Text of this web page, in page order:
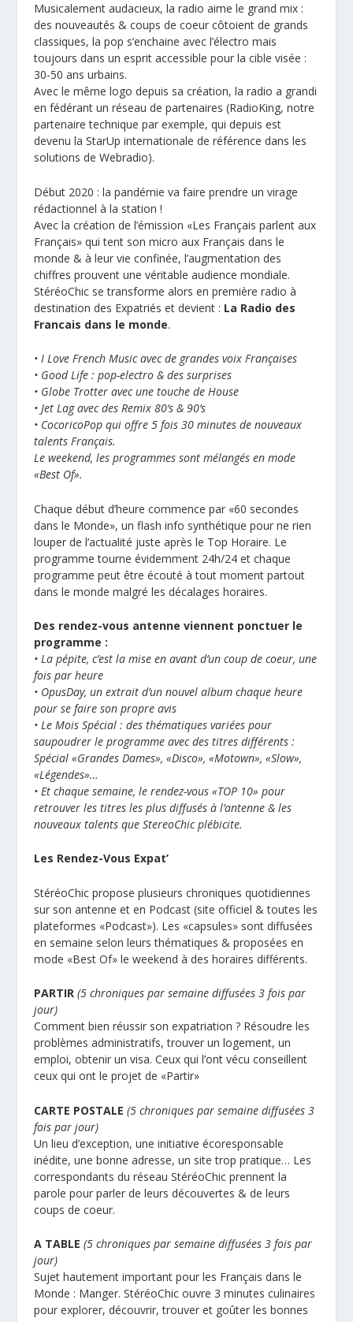
Musicalement audacieux, la radio aime le grand mix :
des nouveautés & coups de coeur côtoient de grands
classiques, la pop s’enchaine avec l’électro mais
toujours dans un esprit accessible pour la cible visée :
30-50 ans urbains.
Avec le même logo depuis sa création, la radio a grandi
en fédérant un réseau de partenaires (RadioKing, notre
partenaire technique par exemple, qui depuis est
devenu la StarUp internationale de référence dans les
solutions de Webradio).
Début 2020 : la pandémie va faire prendre un virage
rédactionnel à la station !
Avec la création de l’émission «Les Français parlent aux
Français» qui tent son micro aux Français dans le
monde & à leur vie confinée, l’augmentation des
chiffres prouvent une véritable audience mondiale.
StéréoChic se transforme alors en première radio à
destination des Expatriés et devient : La Radio des
Francais dans le monde.
• I Love French Music avec de grandes voix Françaises
• Good Life : pop-electro & des surprises
• Globe Trotter avec une touche de House
• Jet Lag avec des Remix 80’s & 90’s
• CocoricoPop qui offre 5 fois 30 minutes de nouveaux
talents Français.
Le weekend, les programmes sont mélangés en mode
«Best Of».
Chaque début d’heure commence par «60 secondes
dans le Monde», un flash info synthétique pour ne rien
louper de l’actualité juste après le Top Horaire. Le
programme tourne évidemment 24h/24 et chaque
programme peut être écouté à tout moment partout
dans le monde malgré les décalages horaires.
Des rendez-vous antenne viennent ponctuer le
programme :
• La pépite, c’est la mise en avant d’un coup de coeur, une
fois par heure
• OpusDay, un extrait d’un nouvel album chaque heure
pour se faire son propre avis
• Le Mois Spécial : des thématiques variées pour
saupoudrer le programme avec des titres différents :
Spécial «Grandes Dames», «Disco», «Motown», «Slow»,
«Légendes»…
• Et chaque semaine, le rendez-vous «TOP 10» pour
retrouver les titres les plus diffusés à l’antenne & les
nouveaux talents que StereoChic plébicite.
Les Rendez-Vous Expat’
StéréoChic propose plusieurs chroniques quotidiennes
sur son antenne et en Podcast (site officiel & toutes les
plateformes «Podcast»). Les «capsules» sont diffusées
en semaine selon leurs thématiques & proposées en
mode «Best Of» le weekend à des horaires différents.
PARTIR (5 chroniques par semaine diffusées 3 fois par
jour)
Comment bien réussir son expatriation ? Résoudre les
problèmes administratifs, trouver un logement, un
emploi, obtenir un visa. Ceux qui l’ont vécu conseillent
ceux qui ont le projet de «Partir»
CARTE POSTALE (5 chroniques par semaine diffusées 3
fois par jour)
Un lieu d’exception, une initiative écoresponsable
inédite, une bonne adresse, un site trop pratique… Les
correspondants du réseau StéréoChic prennent la
parole pour parler de leurs découvertes & de leurs
coups de coeur.
A TABLE (5 chroniques par semaine diffusées 3 fois par
jour)
Sujet hautement important pour les Français dans le
Monde : Manger. StéréoChic ouvre 3 minutes culinaires
pour explorer, découvrir, trouver et goûter les bonnes